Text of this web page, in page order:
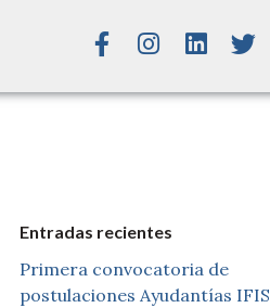
Entradas recientes
Primera convocatoria de
postulaciones Ayudantías IFIS